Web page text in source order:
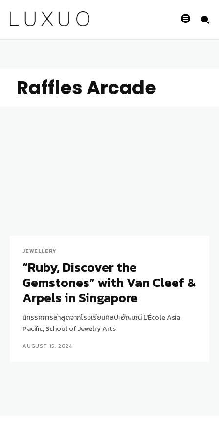
Raffles Arcade
JEWELLERY
“Ruby, Discover the
Gemstones” with Van Cleef &
Arpels in Singapore
นิทรรศการล่าสุดจากโรงเรียนศิลปะอัญมณี L'École Asia
Pacific, School of Jewelry Arts
AUGUST 15, 2024